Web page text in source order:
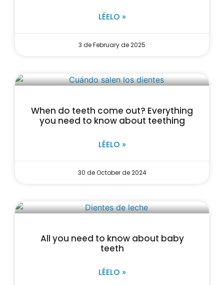
LÉELO »
3 de February de 2025
When do teeth come out? Everything
you need to know about teething
LÉELO »
30 de October de 2024
All you need to know about baby
teeth
LÉELO »